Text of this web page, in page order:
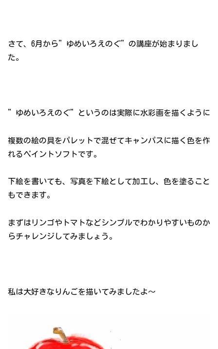
さて、6月から”ゆめいろえのぐ”の講座が始まりまし
た。
”ゆめいろえのぐ”というのは実際に水彩画を描くように
複数の絵の具をパレットで混ぜてキャンパスに描く色を作
れるペイントソフトです。
下絵を書いても、写真を下絵として加工し、色を塗ること
もできます。
まずはリンゴやトマトなどシンプルでわかりやすいものか
らチャレンジしてみましょう。
私は大好きなりんごを描いてみましたよ～